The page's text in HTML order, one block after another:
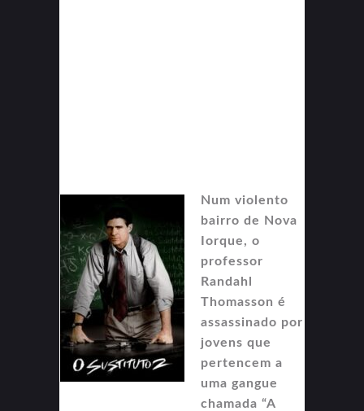
Num violento
bairro de Nova
Iorque, o
professor
Randahl
Thomasson é
assassinado por
jovens que
pertencem a
uma gangue
chamada “A